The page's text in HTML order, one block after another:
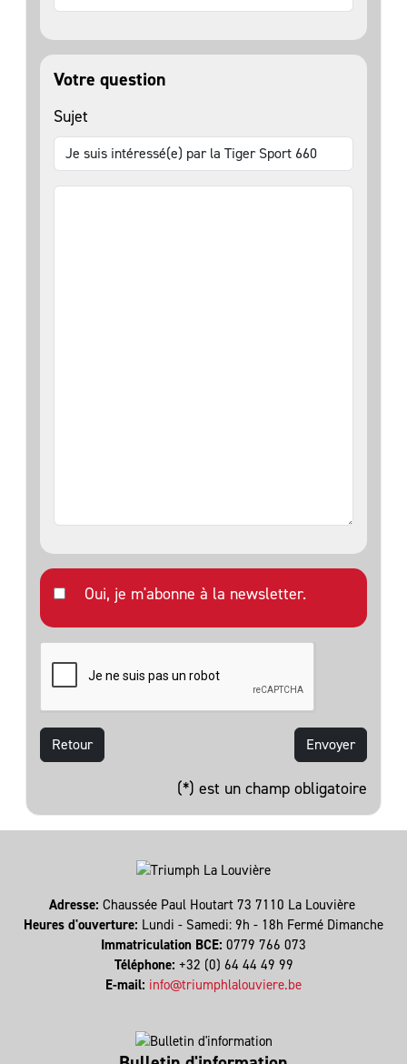
Votre question
Sujet
Oui, je m'abonne à la newsletter.
Retour
(*) est un champ obligatoire
Adresse: Chaussée Paul Houtart 73 7110 La Louvière
Heures d'ouverture: Lundi - Samedi: 9h - 18h Fermé Dimanche
Immatriculation BCE: 0779 766 073
Téléphone: +32 (0) 64 44 49 99
E-mail: info@triumphlalouviere.be